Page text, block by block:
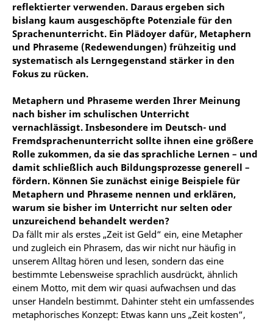
reflektierter verwenden. Daraus ergeben sich
bislang kaum ausgeschöpfte Potenziale für den
Sprachenunterricht. Ein Plädoyer dafür, Metaphern
und Phraseme (Redewendungen) frühzeitig und
systematisch als Lerngegenstand stärker in den
Fokus zu rücken.
Metaphern und Phraseme werden Ihrer Meinung
nach bisher im schulischen Unterricht
vernachlässigt. Insbesondere im Deutsch- und
Fremdsprachenunterricht sollte ihnen eine größere
Rolle zukommen, da sie das sprachliche Lernen – und
damit schließlich auch Bildungsprozesse generell –
fördern. Können Sie zunächst einige Beispiele für
Metaphern und Phraseme nennen und erklären,
warum sie bisher im Unterricht nur selten oder
unzureichend behandelt werden?
Da fällt mir als erstes „Zeit ist Geld“ ein, eine Metapher
und zugleich ein Phrasem, das wir nicht nur häufig in
unserem Alltag hören und lesen, sondern das eine
bestimmte Lebensweise sprachlich ausdrückt, ähnlich
einem Motto, mit dem wir quasi aufwachsen und das
unser Handeln bestimmt. Dahinter steht ein umfassendes
metaphorisches Konzept: Etwas kann uns „Zeit kosten“,